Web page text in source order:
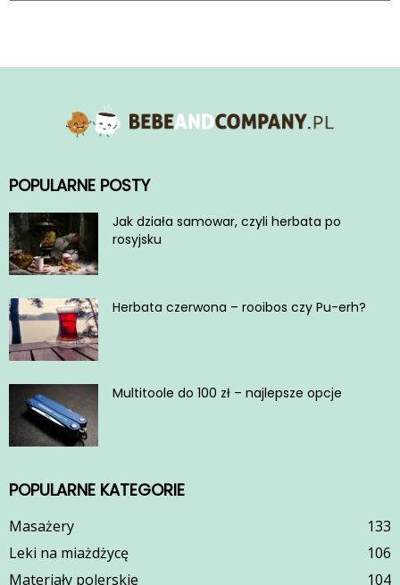
POPULARNE POSTY
Jak działa samowar, czyli herbata po
rosyjsku
Herbata czerwona – rooibos czy Pu-erh?
Multitoole do 100 zł – najlepsze opcje
POPULARNE KATEGORIE
Masażery
133
Leki na miażdżycę
106
Materiały polerskie
104